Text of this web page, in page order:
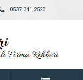
0537 341 2520